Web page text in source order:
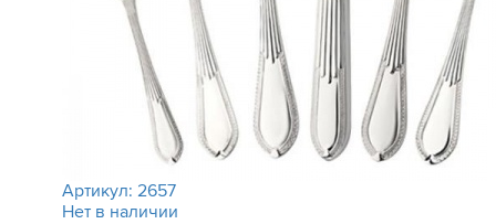
Артикул: 2657
Нет в наличии